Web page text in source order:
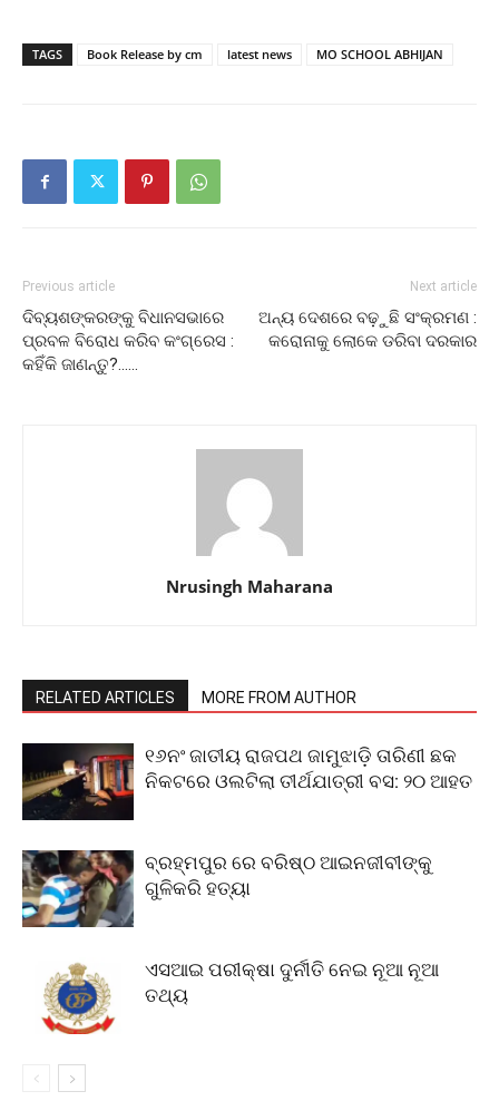
TAGS Book Release by cm latest news MO SCHOOL ABHIJAN
Previous article
ଦିବ୍ୟଶଙ୍କରଙ୍କୁ ବିଧାନସଭାରେ
ପ୍ରବଳ ବିରୋଧ କରିବ କଂଗ୍ରେସ :
କହିଁକି ଜାଣନ୍ତୁ?……
Next article
ଅନ୍ୟ ଦେଶରେ ବଢ଼ୁଛି ସଂକ୍ରମଣ :
କରୋନାକୁ ଲୋକେ ଡରିବା ଦରକାର
Nrusingh Maharana
RELATED ARTICLES MORE FROM AUTHOR
୧୬ନଂ ଜାତୀୟ ରାଜପଥ ଜାମୁଝାଡ଼ି ତାରିଣୀ ଛକ
ନିକଟରେ ଓଲଟିଲା ତୀର୍ଥଯାତ୍ରୀ ବସ: ୨୦ ଆହତ
ବ୍ରହ୍ମପୁର ରେ ବରିଷ୍ଠ ଆଇନଜୀବୀଙ୍କୁ
ଗୁଳିକରି ହତ୍ୟା
ଏସଆଇ ପରୀକ୍ଷା ଦୁର୍ନୀତି ନେଇ ନୂଆ ନୂଆ
ତଥ୍ୟ